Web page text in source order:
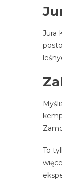
Jura
To